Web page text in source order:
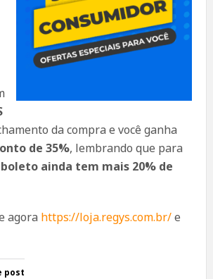
da compra e você ganha
de 35%, lembrando que para
boleto ainda tem mais 20% de
agora https://loja.regys.com.br/e
post